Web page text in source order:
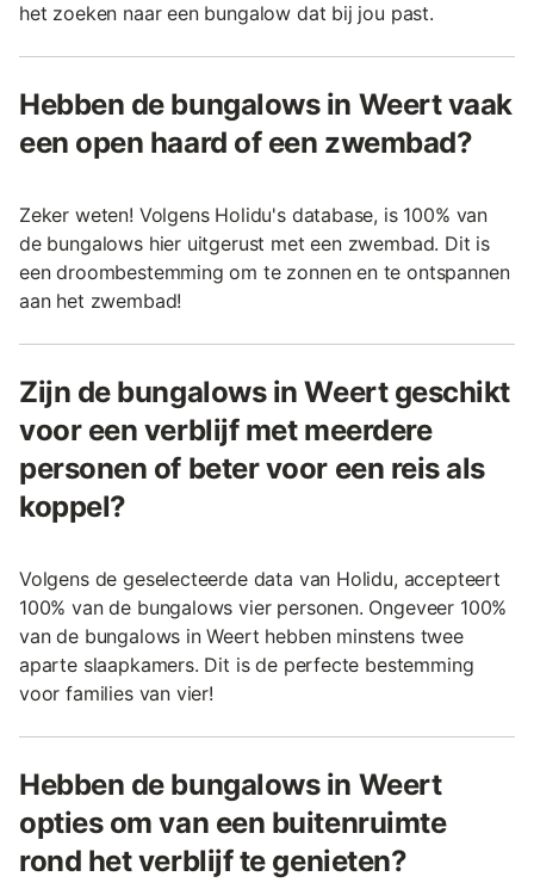
het zoeken naar een bungalow dat bij jou past.
Hebben de bungalows in Weert vaak
een open haard of een zwembad?
Zeker weten! Volgens Holidu's database, is 100% van
de bungalows hier uitgerust met een zwembad. Dit is
een droombestemming om te zonnen en te ontspannen
aan het zwembad!
Zijn de bungalows in Weert geschikt
voor een verblijf met meerdere
personen of beter voor een reis als
koppel?
Volgens de geselecteerde data van Holidu, accepteert
100% van de bungalows vier personen. Ongeveer 100%
van de bungalows in Weert hebben minstens twee
aparte slaapkamers. Dit is de perfecte bestemming
voor families van vier!
Hebben de bungalows in Weert
opties om van een buitenruimte
rond het verblijf te genieten?